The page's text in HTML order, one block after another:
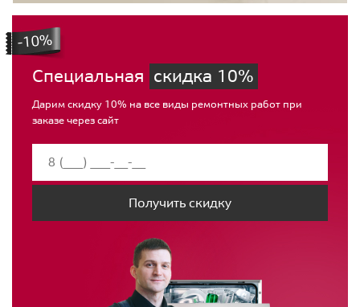
Специальная скидка 10%
Дарим скидку 10% на все виды ремонтных работ при
заказе через сайт
Получить скидку